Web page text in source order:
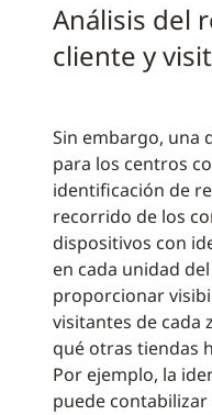
Análisis del
cliente y
Sin embargo, una
para los centros
identificación de
recorrido de los
dispositivos con
en cada unidad
proporcionar
visitantes de cada
qué otras tiendas
Por ejemplo, la
puede